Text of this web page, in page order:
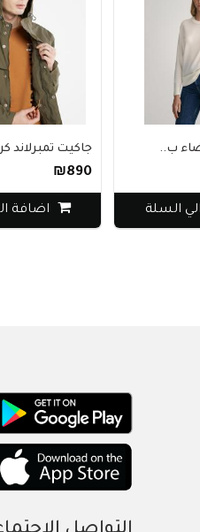
جاكيت تمبرلاند كروز..
₪890
اضافة الي